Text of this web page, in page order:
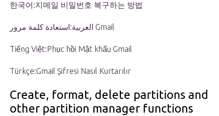
한국어:지메일 비밀번호 복구하는 방법
العربية:استعادة كلمة مرور Gmail
Tiếng Việt:Phục hồi Mật khẩu Gmail
Türkçe:Gmail Şifresi Nasıl Kurtarılır
Create, format, delete partitions and
other partition manager functions